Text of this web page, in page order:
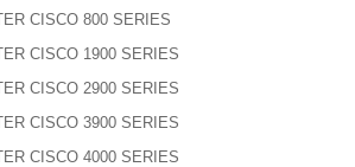
CISCO 800 SERIES
CISCO 1900 SERIES
CISCO 2900 SERIES
CISCO 3900 SERIES
CISCO 4000 SERIES